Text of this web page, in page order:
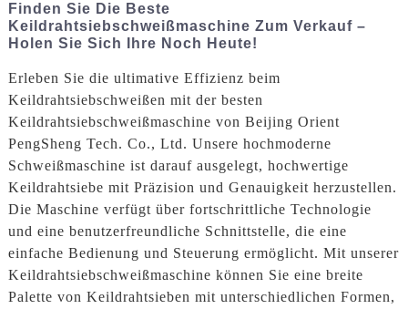
Finden Sie Die Beste
Keildrahtsiebschweißmaschine Zum Verkauf –
Holen Sie Sich Ihre Noch Heute!
Erleben Sie die ultimative Effizienz beim
Keildrahtsiebschweißen mit der besten
Keildrahtsiebschweißmaschine von Beijing Orient
PengSheng Tech. Co., Ltd. Unsere hochmoderne
Schweißmaschine ist darauf ausgelegt, hochwertige
Keildrahtsiebe mit Präzision und Genauigkeit herzustellen.
Die Maschine verfügt über fortschrittliche Technologie
und eine benutzerfreundliche Schnittstelle, die eine
einfache Bedienung und Steuerung ermöglicht. Mit unserer
Keildrahtsiebschweißmaschine können Sie eine breite
Palette von Keildrahtsieben mit unterschiedlichen Formen,